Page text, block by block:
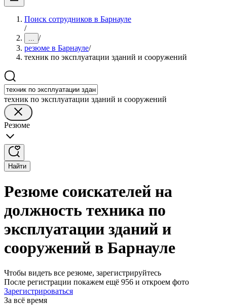
Поиск сотрудников в Барнауле
/
... /
резюме в Барнауле/
техник по эксплуатации зданий и сооружений
техник по эксплуатации зданий и сооружений
Резюме
Найти
Резюме соискателей на
должность техника по
эксплуатации зданий и
сооружений в Барнауле
Чтобы видеть все резюме, зарегистрируйтесь
После регистрации покажем ещё 956 и откроем фото
Зарегистрироваться
За всё время